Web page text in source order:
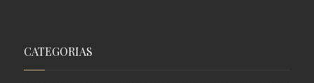
CATEGORIAS